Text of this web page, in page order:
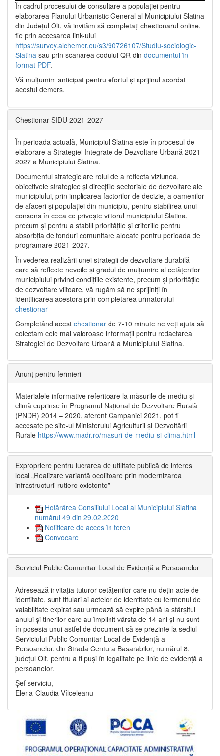
În cadrul procesului de consultare a populaţiei pentru
elaborarea Planului Urbanistic General al Municipiului Slatina
din Județul Olt, vă invităm să completați chestionarul online,
fie prin accesarea link-ului
https://survey.alchemer.eu/s3/90726107/Studiu-sociologic-
Slatina sau prin scanarea codului QR din documentul în
format PDF.
Vă mulţumim anticipat pentru efortul şi sprijinul acordat
acestui demers.
Chestionar SIDU 2021-2027
În perioada actuală, Municipiul Slatina este în procesul de
elaborare a Strategiei Integrate de Dezvoltare Urbană 2021‐
2027 a Municipiului Slatina.
Documentul strategic are rolul de a reflecta viziunea,
obiectivele strategice și direcțiile sectoriale de dezvoltare ale
municipiului, prin implicarea factorilor de decizie, a oamenilor
de afaceri și populației din municipiu, pentru stabilirea unui
consens în ceea ce privește viitorul municipiului Slatina,
precum și pentru a stabili prioritățile și criteriile pentru
absorbția de fonduri comunitare alocate pentru perioada de
programare 2021-2027.
În vederea realizării unei strategii de dezvoltare durabilă
care să reflecte nevoile și gradul de mulțumire al cetățenilor
municipiului privind condițiile existente, precum și prioritățile
de dezvoltare viitoare, vă rugăm să ne sprijiniți în
identificarea acestora prin completarea următorului
chestionar
Completând acest chestionar de 7-10 minute ne veți ajuta să
colectam cele mai valoroase informații pentru redactarea
Strategiei de Dezvoltare Urbană a Municipiului Slatina.
Anunț pentru fermieri
Materialele informative referitoare la măsurile de mediu și
climă cuprinse în Programul Național de Dezvoltare Rurală
(PNDR) 2014 – 2020, aferent Campaniei 2021, pot fi
accesate pe site-ul Ministerului Agriculturii și Dezvoltării
Rurale https://www.madr.ro/masuri-de-mediu-si-clima.html
Expropriere pentru lucrarea de utilitate publică de interes
local „Realizare variantă ocolitoare prin modernizarea
infrastructurii rutiere existente”
Hotărârea Consiliului Local al Municipiului Slatina
numărul 49 din 29.02.2020
Notificare de acces în teren
Convocare
Serviciul Public Comunitar Local de Evidență a Persoanelor
Adresează invitația tuturor cetățenilor care nu dețin acte de
identitate, sunt titulari ai actelor de identitate cu termenul de
valabilitate expirat sau urmează să expire până la sfârșitul
anului și tinerilor care au împlinit vârsta de 14 ani și nu sunt
în posesia unui astfel de document să se prezinte la sediul
Serviciului Public Comunitar Local de Evidență a
Persoanelor, din Strada Centura Basarabilor, numărul 8,
județul Olt, pentru a fi puși în legalitate pe linie de evidență a
persoanelor.
Șef serviciu,
Elena-Claudia Vîlceleanu